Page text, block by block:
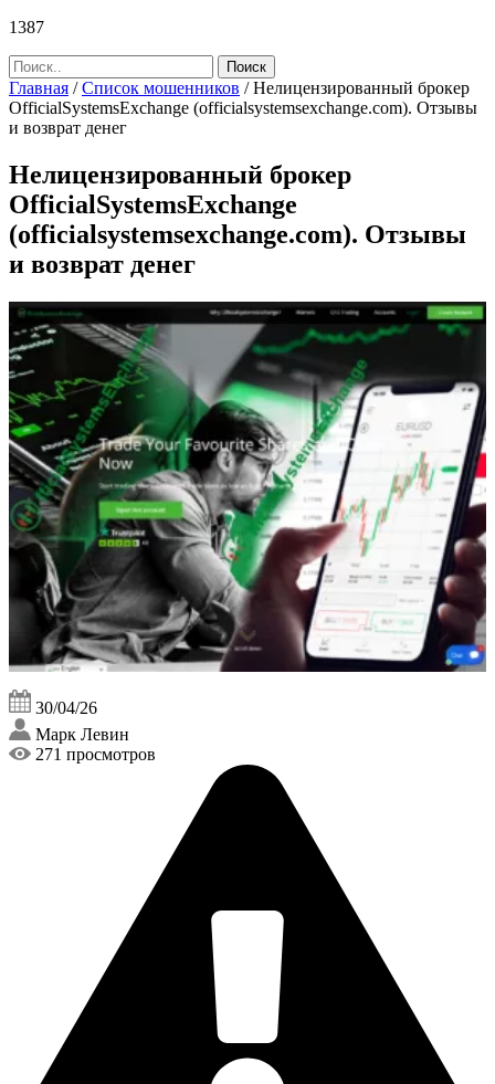
1387
Главная /Список мошенников /Нелицензированный брокер
OfficialSystemsExchange (officialsystemsexchange.com). Отзывы
и возврат денег
Нелицензированный брокер
OfficialSystemsExchange
(officialsystemsexchange.com). Отзывы
и возврат денег
30/04/26
Марк Левин
271 просмотров